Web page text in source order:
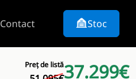
Contact Stoc
Preț de listă37.299€